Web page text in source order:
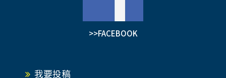
>>FACEBOOK
我要投稿